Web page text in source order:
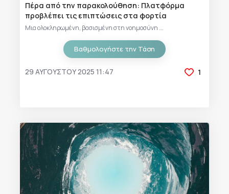
Πέρα από την παρακολούθηση: Πλατφόρμα
προβλέπει τις επιπτώσεις στα φορτία
Μια ολοκληρωμένη, βασισμένη στη νοημοσύνη ...
Βαθμολογήστε την Τάση
29 ΑΥΓΟΎΣΤΟΥ 2025 11:47 1